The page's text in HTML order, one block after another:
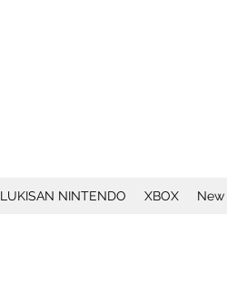
LUKISAN NINTENDO XBOX New